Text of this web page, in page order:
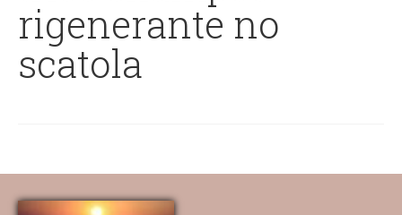
rigenerante no
scatola